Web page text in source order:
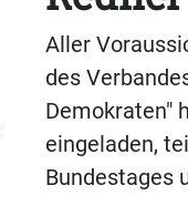
Aller
des
Demokraten"
eingeladen,
Bundestages